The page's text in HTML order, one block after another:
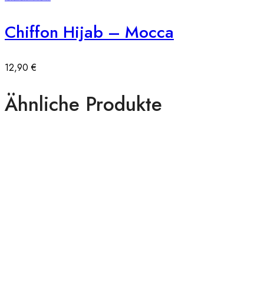
Chiffon Hijab – Mocca
12,90€
Ähnliche Produkte